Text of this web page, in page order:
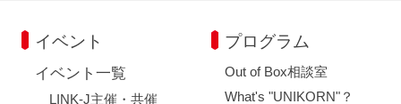
イベント
イベント一覧
LINK-J主催・共催
プログラム
Out of Box相談室
What's "UNIKORN"？